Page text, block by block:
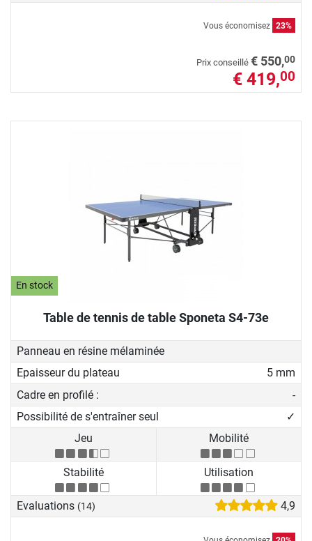
Vous économisez 23%
Prix conseillé € 550,00
€ 419,00
En stock
Table de tennis de table Sponeta S4-73e
Panneau en résine mélaminée
Epaisseur du plateau
5 mm
Cadre en profilé :
-
Possibilité de s'entraîner seul
✓
Jeu
Mobilité
Stabilité Utilisation
Evaluations (14) 4,9